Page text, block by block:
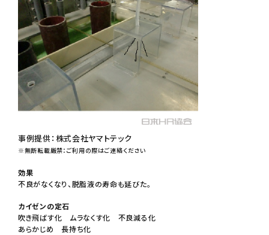
事例提供：株式会社ヤマトテック
※無断転載厳禁：ご利用の際はご連絡ください
効果
不良がなくなり、脱脂液の寿命も延びた。
カイゼンの定石
吹き飛ばす化 ムラなくす化 不良減る化
あらかじめ 長持ち化